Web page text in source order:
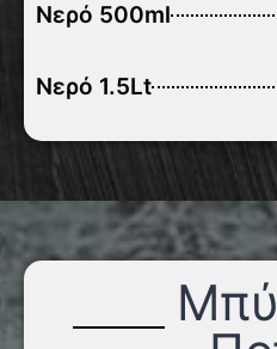
Νερό 500ml
Νερό 1.5Lt